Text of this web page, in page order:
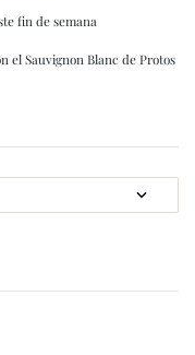
fin de semana
el Sauvignon Blanc de Protos